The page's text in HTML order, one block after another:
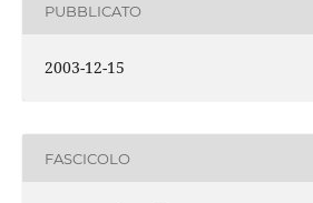
PUBBLICATO
2003-12-15
FASCICOLO